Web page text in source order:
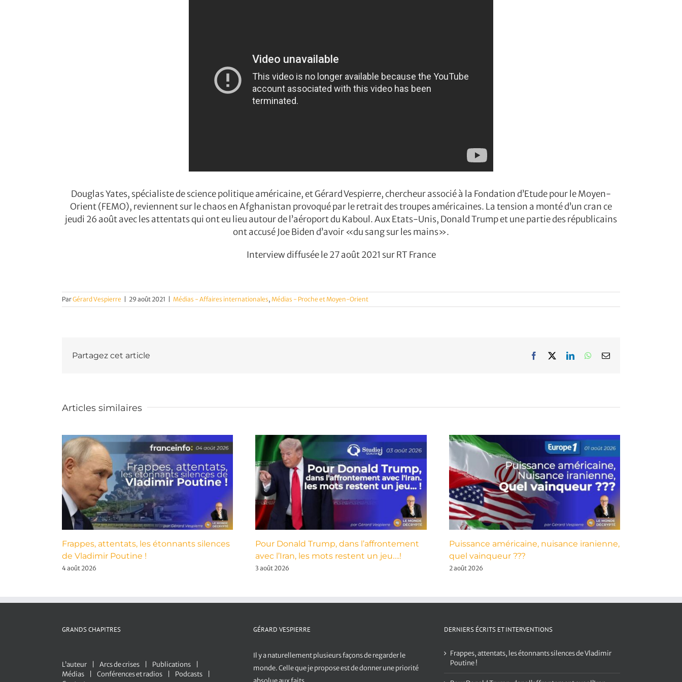
Douglas Yates, spécialiste de science politique américaine, et Gérard Vespierre, chercheur associé à la Fondation d’Etude pour le Moyen-
Orient (FEMO), reviennent sur le chaos en Afghanistan provoqué par le retrait des troupes américaines. La tension a monté d’un cran ce
jeudi 26 août avec les attentats qui ont eu lieu autour de l’aéroport du Kaboul. Aux Etats-Unis, Donald Trump et une partie des républicains
ont accusé Joe Biden d’avoir «du sang sur les mains».
Interview diffusée le 27 août 2021 sur RT France
ParGérard Vespierre 29 août 2021 Médias - Affaires internationales, Médias - Proche et Moyen-Orient
Partagez cet article Facebook LinkedInWhatsApp
Email
Articles similaires
Frappes, attentats, les étonnants silences
de Vladimir Poutine !
4 août 2026
Pour Donald Trump, dans l’affrontement
avec l’Iran, les mots restent un jeu….!
3 août 2026
Puissance américaine, nuisance iranienne,
quel vainqueur ???
2 août 2026
GRANDS CHAPITRES
L’auteur Arcs de crises
Publications
Médias
Conférences et radios
Podcasts
GÉRARD VESPIERRE
Il y a naturellement plusieurs façons de regarder le
monde. Celle que je propose est de donner une priorité
DERNIERS ÉCRITS ET INTERVENTIONS
Frappes, attentats, les étonnants silences de Vladimir
Poutine !